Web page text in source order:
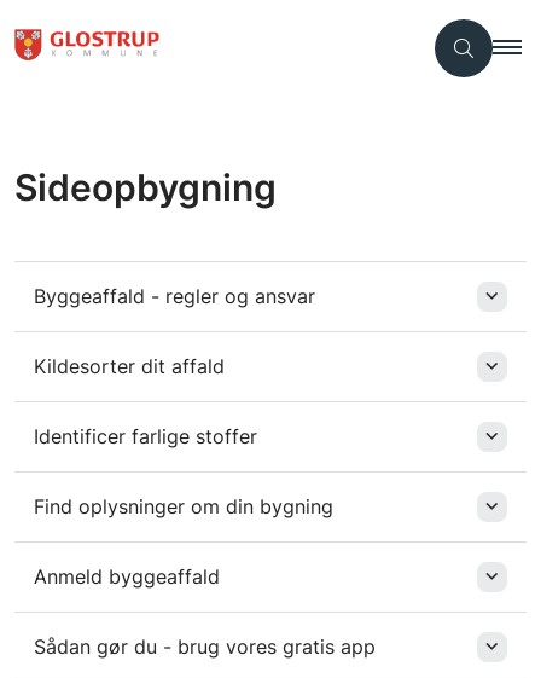
Sideopbygning
Byggeaffald - regler og ansvar
Kildesorter dit affald
Identificer farlige stoffer
Find oplysninger om din bygning
Anmeld byggeaffald
Sådan gør du - brug vores gratis app